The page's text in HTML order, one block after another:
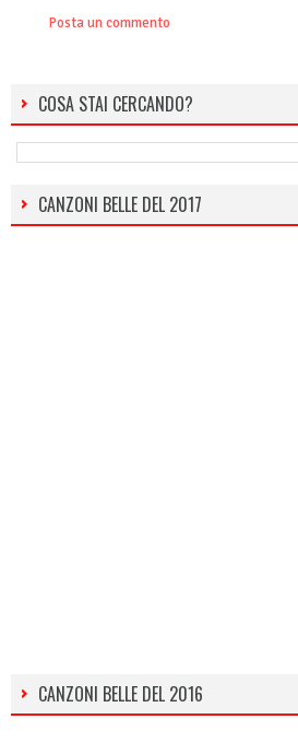
Posta un commento
COSA STAI CERCANDO?
CANZONI BELLE DEL 2017
CANZONI BELLE DEL 2016